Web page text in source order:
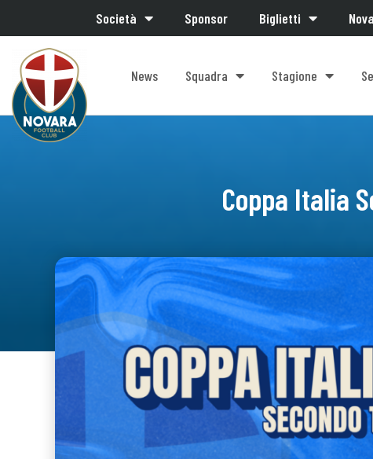
Società Sponsor Biglietti
News Squadra Stagione
Coppa Italia